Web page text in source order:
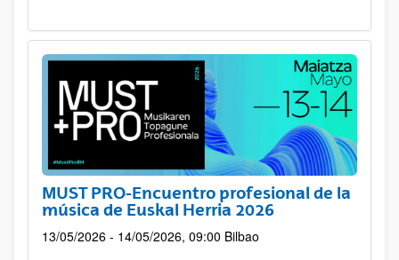
MUST PRO-Encuentro profesional de la
música de Euskal Herria 2026
13/05/2026 - 14/05/2026, 09:00 Bilbao